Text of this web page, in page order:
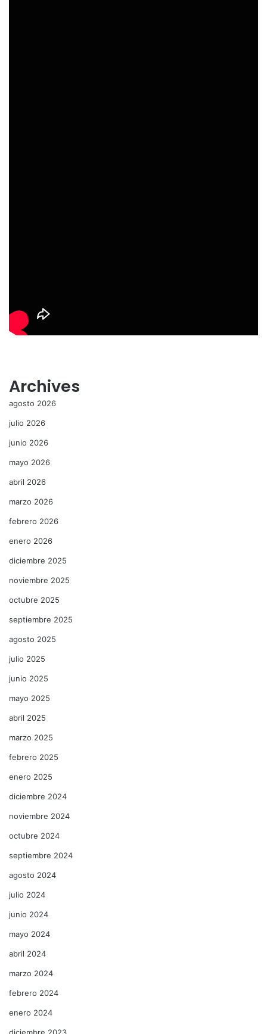
Archives
agosto 2026
julio 2026
junio 2026
mayo 2026
abril 2026
marzo 2026
febrero 2026
enero 2026
diciembre 2025
noviembre 2025
octubre 2025
septiembre 2025
agosto 2025
julio 2025
junio 2025
mayo 2025
abril 2025
marzo 2025
febrero 2025
enero 2025
diciembre 2024
noviembre 2024
octubre 2024
septiembre 2024
agosto 2024
julio 2024
junio 2024
mayo 2024
abril 2024
marzo 2024
febrero 2024
enero 2024